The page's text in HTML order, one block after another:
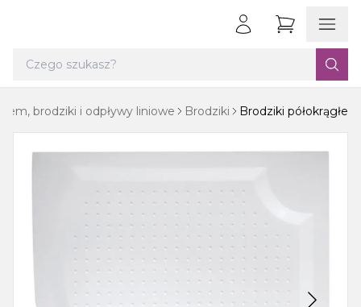
brodziki i odpływy liniowe Brodziki Brodziki półokrągłe